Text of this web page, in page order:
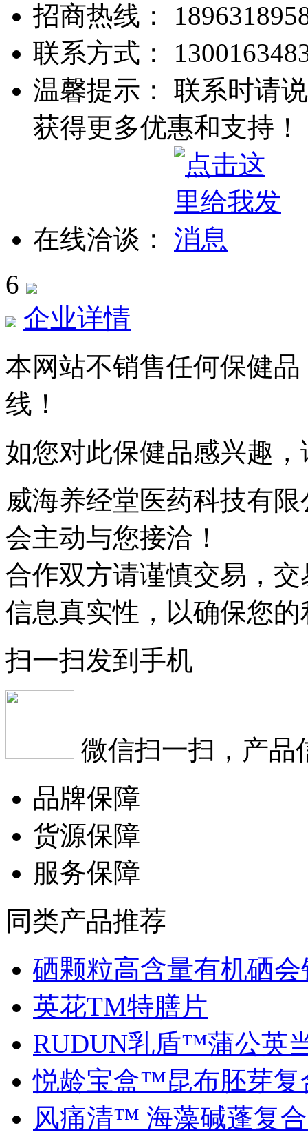
招商热线：
联系方式：
温馨提示： 联系时请
获得更多优惠和支持！
在线洽谈：
6
企业详情
本网站不销售任何保健
线！
如您对此保健品感兴趣
威海养经堂医药科技有限
会主动与您接洽！
合作双方请谨慎交易，
信息真实性，以确保您
扫一扫发到手机
微信扫一扫，产品
品牌保障
货源保障
服务保障
同类产品推荐
硒颗粒高含量有机硒会
英花TM特膳片
RUDUN乳盾™蒲公英
悦龄宝盒™昆布胚芽复
风痛清™ 海藻碱蓬复